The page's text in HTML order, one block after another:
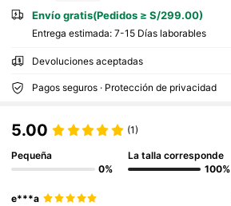
Envío gratis(Pedidos ≥ S/299.00)
Entrega estimada: 7-15 Días laborables
Devoluciones aceptadas
Pagos seguros · Protección de privacidad
5.00 (1)
Pequeña
0%
La talla corresponde
100%
e***a